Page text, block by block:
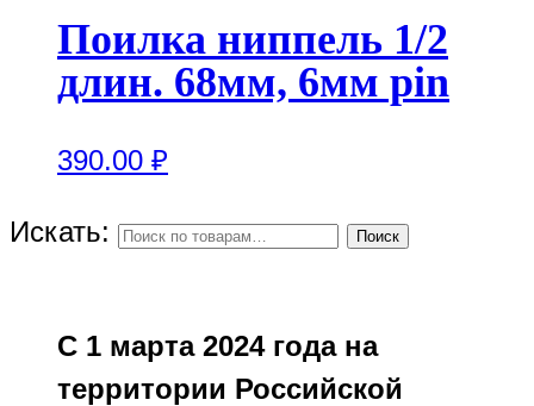
Поилка ниппель 1/2
длин. 68мм, 6мм pin
390.00 ₽
Искать: Поиск
С 1 марта 2024 года на
территории Российской